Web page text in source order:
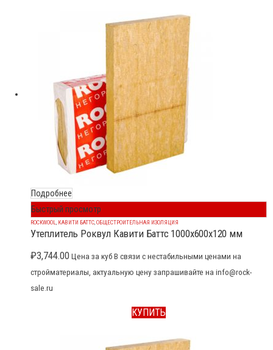
Подробнее
Быстрый просмотр
ROCKWOOL, КАВИТИ БАТТС,ОБЩЕСТРОИТЕЛЬНАЯ ИЗОЛЯЦИЯ
Утеплитель Роквул Кавити Баттс 1000x600x120 мм
₽3,744.00 Цена за куб В связи с нестабильными ценами на
стройматериалы, актуальную цену запрашивайте на info@rock-
sale.ru
КУПИТЬ